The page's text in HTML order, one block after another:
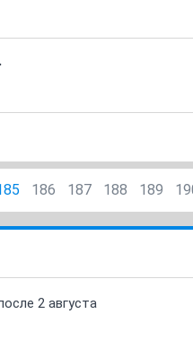
186 187 188 189
2 августа